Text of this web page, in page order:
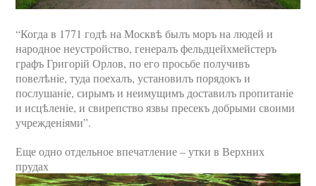
“Когда в 1771 годѣ на Москвѣ былъ моръ на людей и
народное неустройство, генералъ фельдцейхмейстеръ
графъ Григорiй Орлов, по его просьбе получивъ
повелѣнiе, туда поехалъ, установилъ порядокъ и
послушанiе, сирымъ и неимущимъ доставилъ пропитанiе
и исцѣленiе, и свирепство язвы пресекъ добрыми своими
учрежденiями”.
Еще одно отдельное впечатление – утки в Верхних
прудах